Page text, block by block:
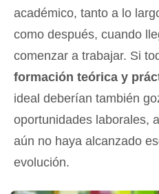
académico, tanto a lo
como después, cuando
comenzar a trabajar. Si
formación teórica y
ideal deberían también
oportunidades laborales,
aún no haya alcanzado
evolución.